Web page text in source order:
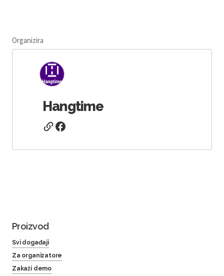
Organizira
Hangtime
Proizvod
Svi događaji
Za organizatore
Zakaži demo